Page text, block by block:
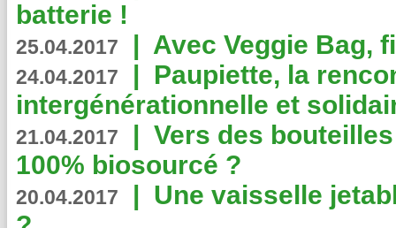
batterie !
25.04.2017 | Avec Veggie Bag,
24.04.2017 | Paupiette, la
intergénérationnelle et
21.04.2017 | Vers des
100% biosourcé ?
20.04.2017 | Une vaisselle